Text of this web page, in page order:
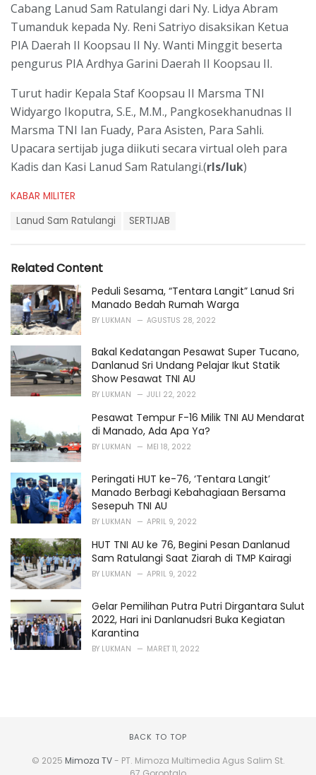
Cabang Lanud Sam Ratulangi dari Ny. Lidya Abram
Tumanduk kepada Ny. Reni Satriyo disaksikan Ketua
PIA Daerah II Koopsau II Ny. Wanti Minggit beserta
pengurus PIA Ardhya Garini Daerah II Koopsau II.
Turut hadir Kepala Staf Koopsau II Marsma TNI
Widyargo Ikoputra, S.E., M.M., Pangkosekhanudnas II
Marsma TNI Ian Fuady, Para Asisten, Para Sahli.
Upacara sertijab juga diikuti secara virtual oleh para
Kadis dan Kasi Lanud Sam Ratulangi.(rls/luk)
C
r
i
e
s
:
KABAR MILITER
:
Lanud Sam Ratulangi SERTIJAB
Related Content
Peduli Sesama, “Tentara Langit” Lanud Sri
Manado Bedah Rumah Warga
BY LUKMAN AGUSTUS 28, 2022
Bakal Kedatangan Pesawat Super Tucano,
Danlanud Sri Undang Pelajar Ikut Statik
Show Pesawat TNI AU
BY LUKMAN JULI 22, 2022
Pesawat Tempur F-16 Milik TNI AU Mendarat
di Manado, Ada Apa Ya?
BY LUKMAN MEI 18, 2022
Peringati HUT ke-76, ‘Tentara Langit’
Manado Berbagi Kebahagiaan Bersama
Sesepuh TNI AU
BY LUKMAN APRIL 9, 2022
HUT TNI AU ke 76, Begini Pesan Danlanud
Sam Ratulangi Saat Ziarah di TMP Kairagi
BY LUKMAN APRIL 9, 2022
Gelar Pemilihan Putra Putri Dirgantara Sulut
2022, Hari ini Danlanudsri Buka Kegiatan
Karantina
BY LUKMAN MARET 11, 2022
BACK TO TOP
© 2025 Mimoza TV- PT. Mimoza Multimedia Agus Salim St.